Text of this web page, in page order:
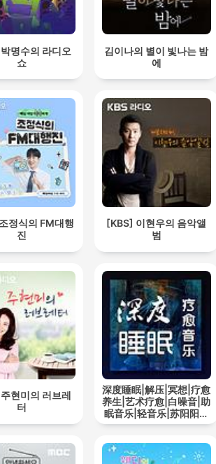
명수의 라디오
쇼
김이나의 별이 빛나는 밤
에
정식의 FM대행
진
[KBS] 이현우의 음악앨
범
현미의 러브레
터
深度睡眠|解压|冥想|疗愈
养生|艺术疗愈|白噪音|助
眠音乐|轻音乐|苏阳阳频
道